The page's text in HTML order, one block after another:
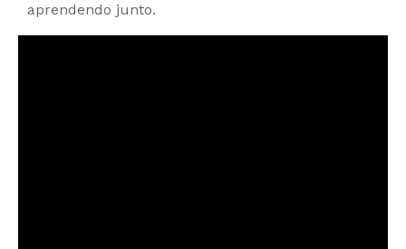
aprendendo junto.